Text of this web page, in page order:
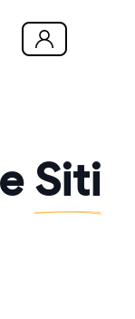
Siti